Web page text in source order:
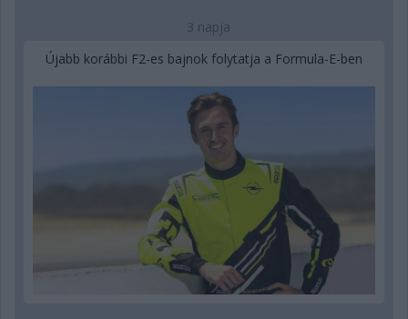
3 napja
Újabb korábbi F2-es bajnok folytatja a Formula-E-ben